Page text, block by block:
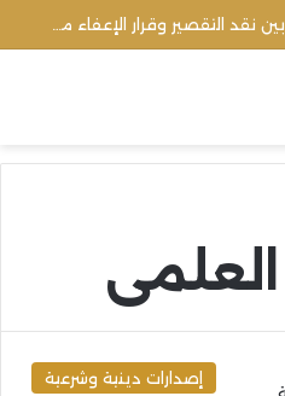
العلمى
إصدارات دينية وشرعية